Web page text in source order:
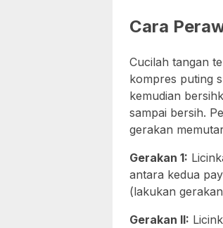
Cara
Cucilah tangan
kompres puting
kemudian
sampai bersih.
gerakan
Gerakan 1:
antara kedua
(lakukan
Gerakan II: